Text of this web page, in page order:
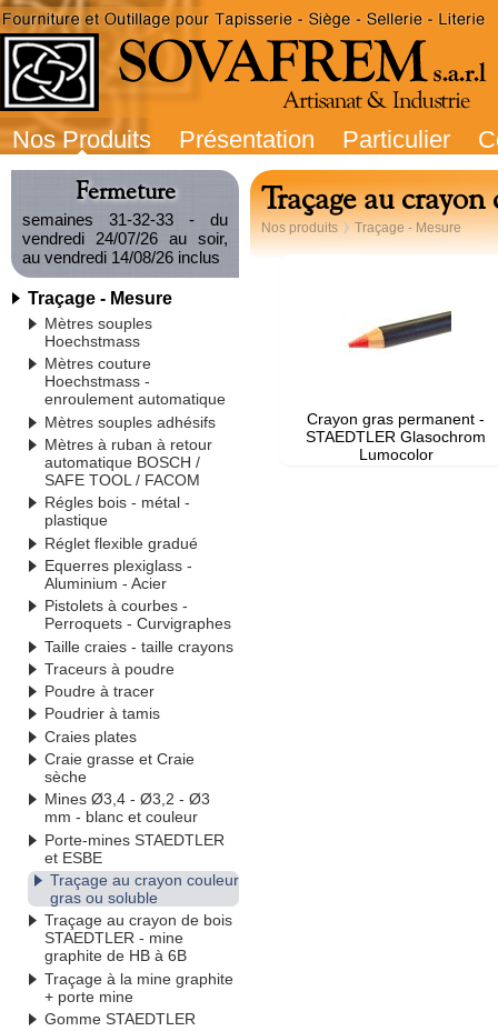
Nos Produits Présentation Particulier
Fermeture
semaines 31-32-33 - du
vendredi 24/07/26 au soir,
au vendredi 14/08/26 inclus
Traçage - Mesure
Mètres souples
Hoechstmass
Mètres couture
Hoechstmass -
enroulement automatique
Mètres souples adhésifs
Mètres à ruban à retour
automatique BOSCH /
SAFE TOOL / FACOM
Régles bois - métal -
plastique
Réglet flexible gradué
Equerres plexiglass -
Aluminium - Acier
Pistolets à courbes -
Perroquets - Curvigraphes
Taille craies - taille crayons
Traceurs à poudre
Poudre à tracer
Poudrier à tamis
Craies plates
Craie grasse et Craie
sèche
Mines Ø3,4 - Ø3,2 - Ø3
mm - blanc et couleur
Porte-mines STAEDTLER
et ESBE
Traçage au crayon couleur
gras ou soluble
Traçage au crayon de bois
STAEDTLER - mine
graphite de HB à 6B
Traçage à la mine graphite
+ porte mine
Gomme STAEDTLER
Traçage au
Nos produits Traçage - Mesure
Crayon gras permanent -
STAEDTLER Glasochrom
Lumocolor